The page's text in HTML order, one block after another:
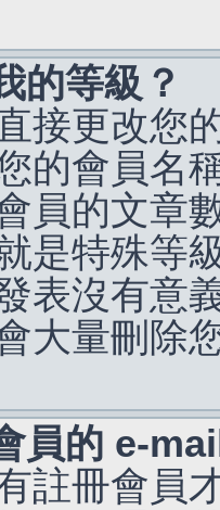
的等級？
接更改您
的會員名
員的文章
是特殊等
表沒有意
大量刪除
員的 e-
註冊會員